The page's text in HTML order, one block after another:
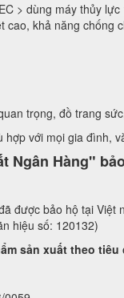
> dùng máy thủy
cao, khả năng chống
trọng, đồ trang
với mọi gia đình,
Ngân Hàng"
được bảo hộ tại
hiệu số: 120132)
theo tiêu